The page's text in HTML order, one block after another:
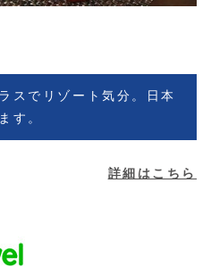
スでリゾート気分。日本
す。
詳細はこちら